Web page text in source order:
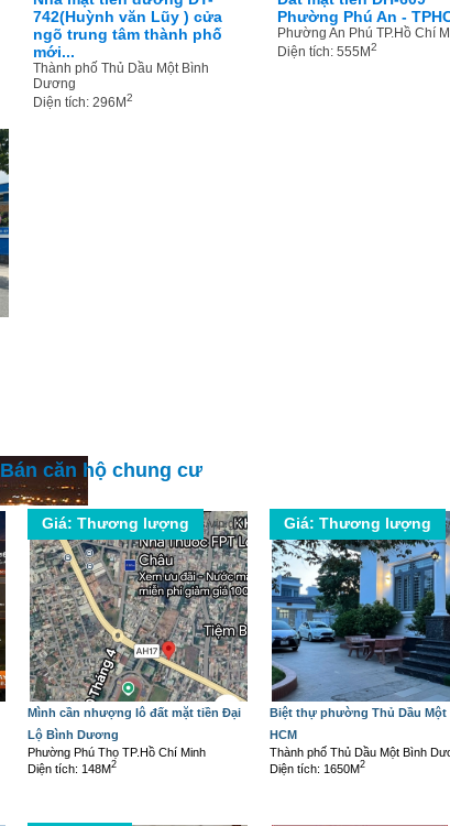
742(Huỳnh văn Lũy ) cửa
ngõ trung tâm thành phố
mới...
Thành phố Thủ Dầu Một Bình
Dương
Diện tích: 296M2
Phường Phú An -
Phường An Phú TP.Hồ Chí
Diện tích: 555M2
Bán căn hộ chung cư
Giá: Thương lượng
Mình cần nhượng lô đất mặt tiền Đại
Lộ Bình Dương
Phường Phú Thọ TP.Hồ Chí Minh
Diện tích: 148M2
Giá: Thương lượng
Biệt thự phường Thủ Dầu Một
HCM
Thành phố Thủ Dầu Một Bình
Diện tích: 1650M2